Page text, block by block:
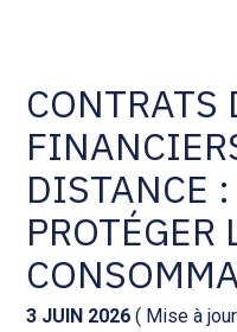
Social et ressources
Assistance juridique
Pilotage d’entreprise
Tenue de votre
ACD
Facturation et
EVOLIZ
Facturation et
CONTRATS
DISTANCE
PROTÉGER
3 JUIN 2026 ( Mise à